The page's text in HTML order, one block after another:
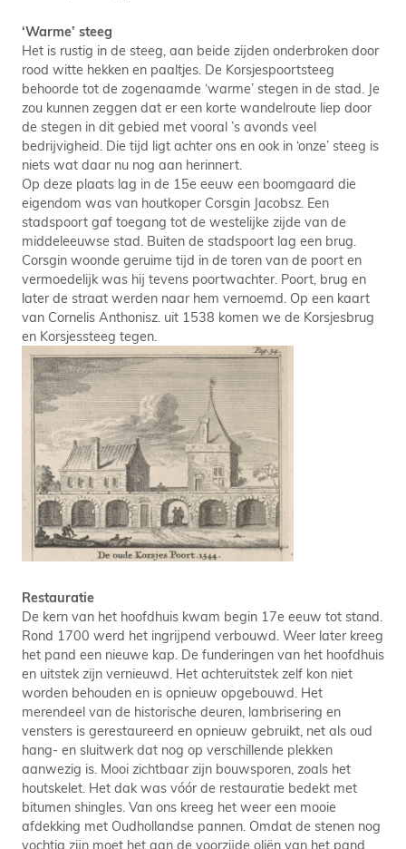
‘Warme’ steeg
Het is rustig in de steeg, aan beide zijden onderbroken door
rood witte hekken en paaltjes. De Korsjespoortsteeg
behoorde tot de zogenaamde ‘warme’ stegen in de stad. Je
zou kunnen zeggen dat er een korte wandelroute liep door
de stegen in dit gebied met vooral ’s avonds veel
bedrijvigheid. Die tijd ligt achter ons en ook in ‘onze’ steeg is
niets wat daar nu nog aan herinnert.
Op deze plaats lag in de 15e eeuw een boomgaard die
eigendom was van houtkoper Corsgin Jacobsz. Een
stadspoort gaf toegang tot de westelijke zijde van de
middeleeuwse stad. Buiten de stadspoort lag een brug.
Corsgin woonde geruime tijd in de toren van de poort en
vermoedelijk was hij tevens poortwachter. Poort, brug en
later de straat werden naar hem vernoemd. Op een kaart
van Cornelis Anthonisz. uit 1538 komen we de Korsjesbrug
en Korsjessteeg tegen.
Restauratie
De kern van het hoofdhuis kwam begin 17e eeuw tot stand.
Rond 1700 werd het ingrijpend verbouwd. Weer later kreeg
het pand een nieuwe kap. De funderingen van het hoofdhuis
en uitstek zijn vernieuwd. Het achteruitstek zelf kon niet
worden behouden en is opnieuw opgebouwd. Het
merendeel van de historische deuren, lambrisering en
vensters is gerestaureerd en opnieuw gebruikt, net als oud
hang- en sluitwerk dat nog op verschillende plekken
aanwezig is. Mooi zichtbaar zijn bouwsporen, zoals het
houtskelet. Het dak was vóór de restauratie bedekt met
bitumen shingles. Van ons kreeg het weer een mooie
afdekking met Oudhollandse pannen. Omdat de stenen nog
vochtig zijn moet het aan de voorzijde oliën van het pand